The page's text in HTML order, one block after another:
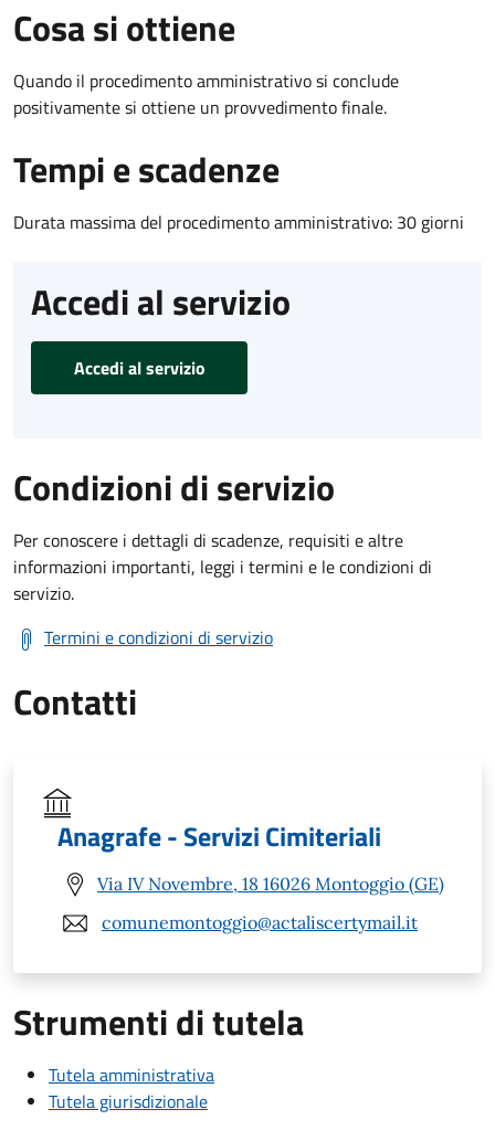
Cosa si ottiene
Quando il procedimento amministrativo si conclude
positivamente si ottiene un provvedimento finale.
Tempi e scadenze
Durata massima del procedimento amministrativo: 30 giorni
Accedi al servizio
Accedi al servizio
Condizioni di servizio
Per conoscere i dettagli di scadenze, requisiti e altre
informazioni importanti, leggi i termini e le condizioni di
servizio.
Termini e condizioni di servizio
Contatti
Anagrafe - Servizi Cimiteriali
Via IV Novembre, 18 16026 Montoggio (GE)
comunemontoggio@actaliscertymail.it
Strumenti di tutela
Tutela amministrativa
Tutela giurisdizionale